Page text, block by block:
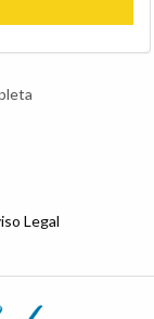
Legal